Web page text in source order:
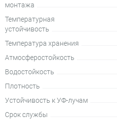
монтажа
Температурная
устойчивость
Температура хранения
Атмосферостойкость
Водостойкость
Плотность
Устойчивость к УФ-лучам
Срок службы